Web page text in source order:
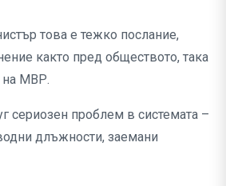
това е тежко послание,
както пред обществото, така
на МВР.
сериозен проблем в системата –
длъжности, заемани